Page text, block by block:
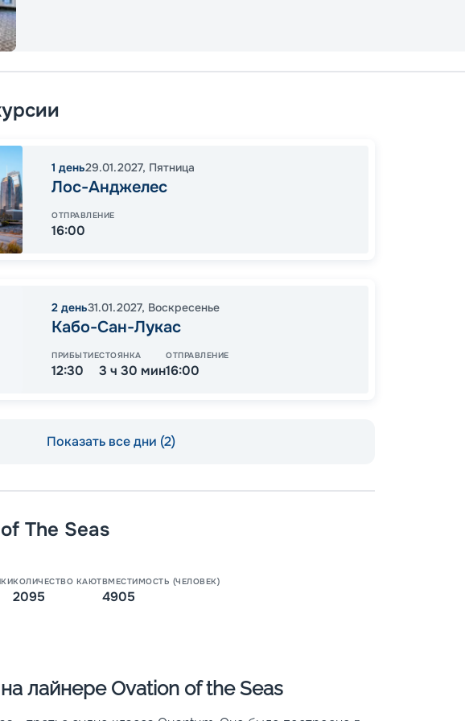
1 день29.01.2027, Пятница
Лос-Анджелес
ОТПРАВЛЕНИЕ
16:00
2 день31.01.2027, Воскресенье
Кабо-Сан-Лукас
ПРИБЫТИЕ
12:30
СТОЯНКА
3 ч 30 мин
ОТПРАВЛЕНИЕ
16:00
Показать все дни (2)
The Seas
КОЛИЧЕСТВО КАЮТ
2095
ВМЕСТИМОСТЬ (ЧЕЛОВЕК)
4905
лайнере Ovation of the Seas